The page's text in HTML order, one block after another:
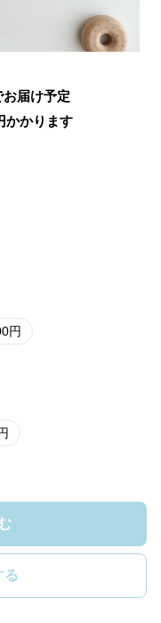
届け予定
かかります
円
る